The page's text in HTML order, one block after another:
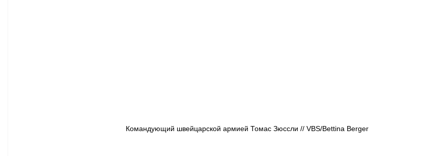
Командующий швейцарской армией Томас Зюссли // VBS/Bettina Berger